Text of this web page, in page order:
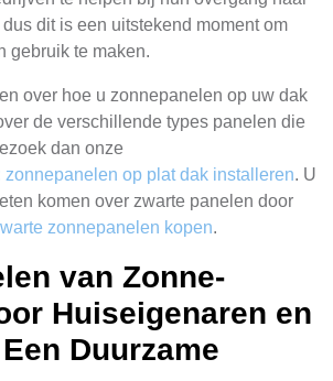
dit is een uitstekend moment om
gebruik te maken.
over hoe u zonnepanelen op uw dak
de verschillende types panelen die
dan onze
op plat dak installeren. U
komen over zwarte panelen door
zonnepanelen kopen.
van Zonne-
Huiseigenaren en
Duurzame